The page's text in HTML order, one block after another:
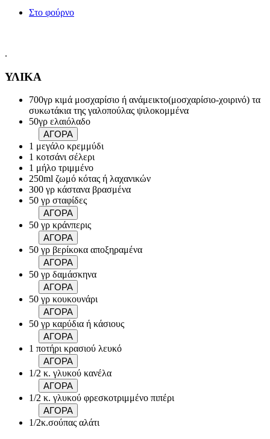
Στο φούρνο
.
ΥΛΙΚΑ
700γρ κιμά μοσχαρίσιο ή ανάμεικτο(μοσχαρίσιο-χοιρινό) τα
συκωτάκια της γαλοπούλας ψιλοκομμένα
50γρ ελαιόλαδο
ΑΓΟΡΑ
1 μεγάλο κρεμμύδι
1 κοτσάνι σέλερι
1 μήλο τριμμένο
250ml ζωμό κότας ή λαχανικών
300 γρ κάστανα βρασμένα
50 γρ σταφίδες
ΑΓΟΡΑ
50 γρ κράνπερις
ΑΓΟΡΑ
50 γρ βερίκοκα αποξηραμένα
ΑΓΟΡΑ
50 γρ δαμάσκηνα
ΑΓΟΡΑ
50 γρ κουκουνάρι
ΑΓΟΡΑ
50 γρ καρύδια ή κάσιους
ΑΓΟΡΑ
1 ποτήρι κρασιού λευκό
ΑΓΟΡΑ
1/2 κ. γλυκού κανέλα
ΑΓΟΡΑ
1/2 κ. γλυκού φρεσκοτριμμένο πιπέρι
ΑΓΟΡΑ
1/2κ.σούπας αλάτι